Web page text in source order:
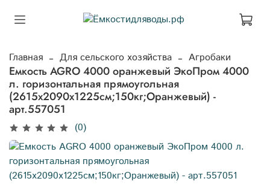
Главная Для сельского хозяйства Агробаки
Емкость AGRO 4000 оранжевый ЭкоПром 4000
л. горизонтальная прямоугольная
(2615x2090x1225см;150кг;Оранжевый) -
арт.557051
(0)